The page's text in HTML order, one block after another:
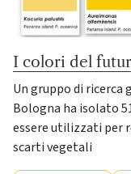
I colori del
Un gruppo di ricerca
Bologna ha isolato
essere utilizzati per
scarti vegetali